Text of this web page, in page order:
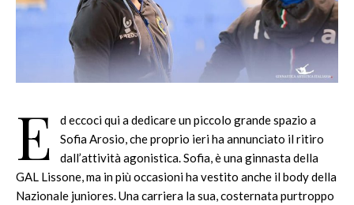
E
d eccoci qui a dedicare un piccolo grande spazio a
Sofia Arosio, che proprio ieri ha annunciato il ritiro
dall’attività agonistica. Sofia, è una ginnasta della
GAL Lissone, ma in più occasioni ha vestito anche il body della
Nazionale juniores. Una carriera la sua, costernata purtroppo